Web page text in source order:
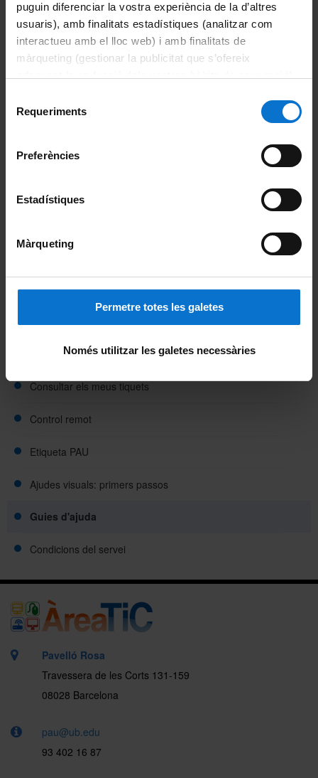
puguin diferenciar la vostra experiència de la d’altres
usuaris), amb finalitats estadístiques (analitzar com
interactueu amb el lloc web) i amb finalitats de
màrqueting (gestionar la publicitat que s’ofereix
consultar laPolítica de galetes del lloc web de la
Requeriments
Preferències
Estadístiques
Màrqueting
Permetre totes les galetes
Només utilitzar les galetes necessàries
PAU: necessites ajuda?
Obrir una incidència o avaria
Consultar els meus tiquets
Control remot
Etiqueta PAU
Ajudes visuals: primers passos
Guies d'ajuda
Condicions del servei
Si ets estudiant:
Servei d'Atenció a l'Estudiant (SAE)
93 355 60 00
Portal d'Estudiants
Ajuda Portal d'Estudiants
Web Alumni
Pavelló Rosa
Travessera de les Corts 131-159
08028 Barcelona
pau@ub.edu
93 402 16 87